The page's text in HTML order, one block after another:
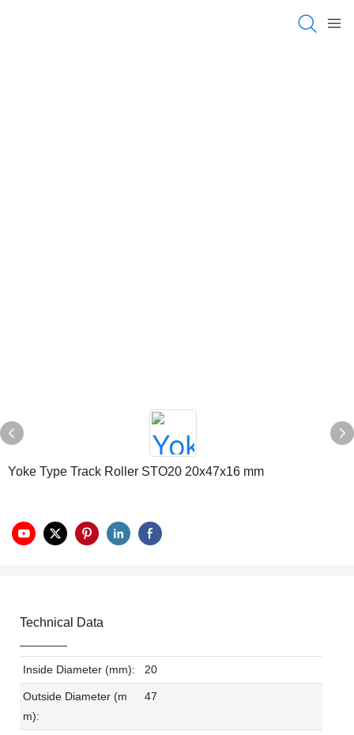
Yoke Type Track Roller STO20 20x47x16 mm
Technical Data
Inside Diameter (mm): 20
Outside Diameter (m
m):
47